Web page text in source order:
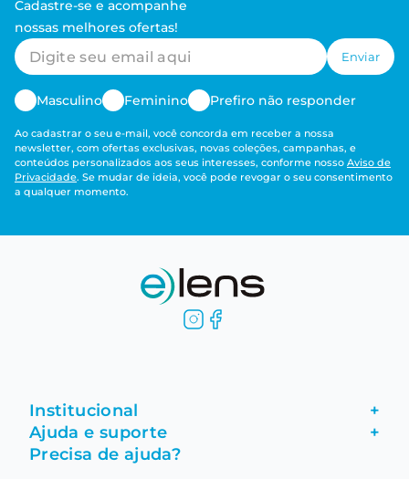
Cadastre-se e acompanhe
nossas melhores ofertas!
Enviar
Masculino Feminino Prefiro não responder
Ao cadastrar o seu e-mail, você concorda em receber a nossa
newsletter, com ofertas exclusivas, novas coleções, campanhas, e
conteúdos personalizados aos seus interesses, conforme nosso Aviso de
Privacidade. Se mudar de ideia, você pode revogar o seu consentimento
a qualquer momento.
Institucional +
Fale conosco
Ajuda e suporte +
Precisa de ajuda?